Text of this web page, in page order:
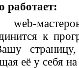
работает:
web-
к
её у себя